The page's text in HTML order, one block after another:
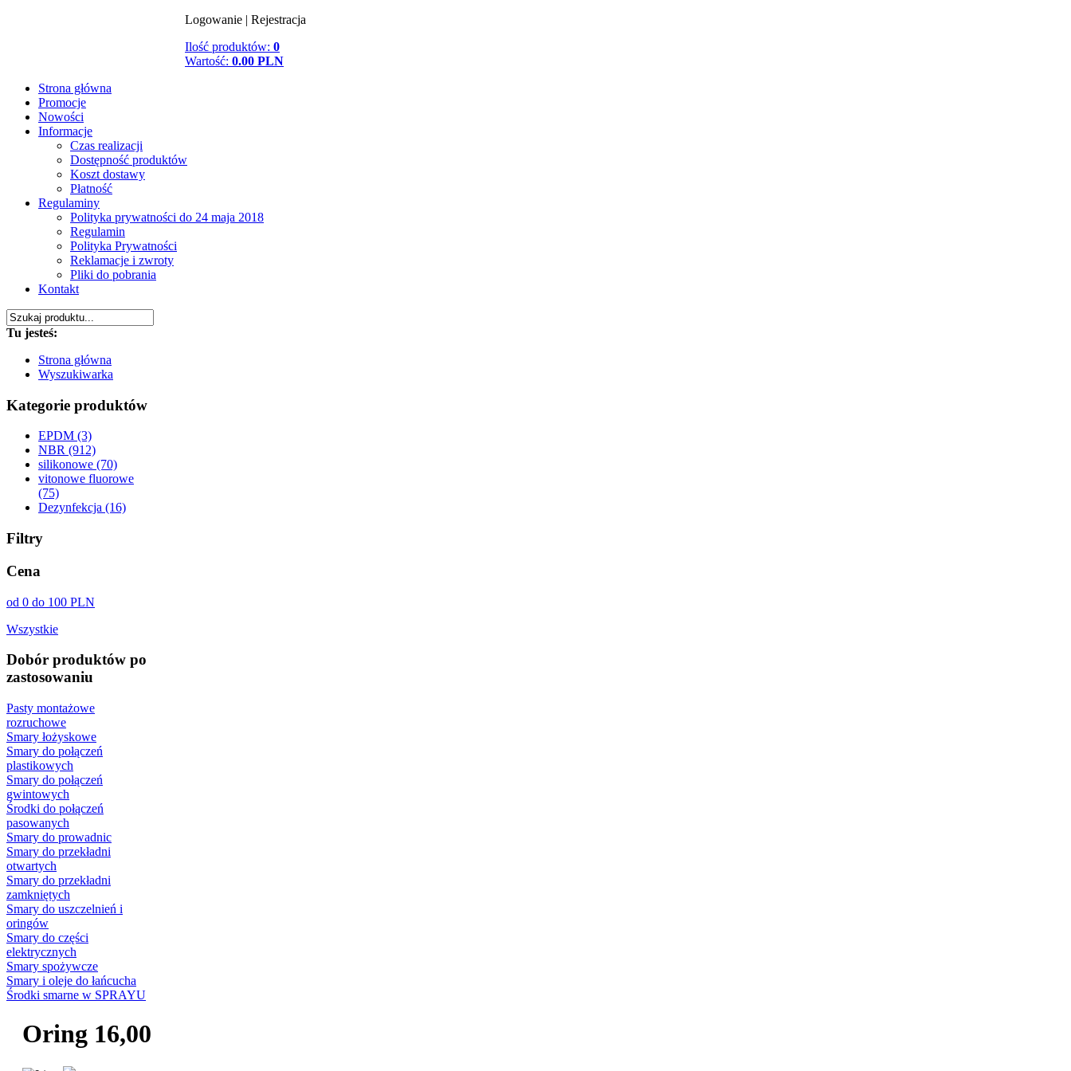
Logowanie | Rejestracja
Ilość produktów: 0
Wartość: 0.00 PLN
Strona główna
Promocje
Nowości
Informacje
Czas realizacji
Dostępność produktów
Koszt dostawy
Płatność
Regulaminy
Polityka prywatności do 24 maja 2018
Regulamin
Polityka Prywatności
Reklamacje i zwroty
Pliki do pobrania
Kontakt
Tu jesteś:
Strona główna
Wyszukiwarka
Kategorie produktów
EPDM (3)
NBR (912)
silikonowe (70)
vitonowe fluorowe
(75)
Dezynfekcja (16)
Filtry
Cena
od 0 do 100 PLN
Wszystkie
Dobór produktów po
zastosowaniu
Pasty montażowe
rozruchowe
Smary łożyskowe
Smary do połączeń
plastikowych
Smary do połączeń
gwintowych
Środki do połączeń
pasowanych
Smary do prowadnic
Smary do przekładni
otwartych
Smary do przekładni
zamkniętych
Smary do uszczelnień i
oringów
Smary do części
elektrycznych
Smary spożywcze
Smary i oleje do łańcucha
Środki smarne w SPRAYU
Oring 16,00